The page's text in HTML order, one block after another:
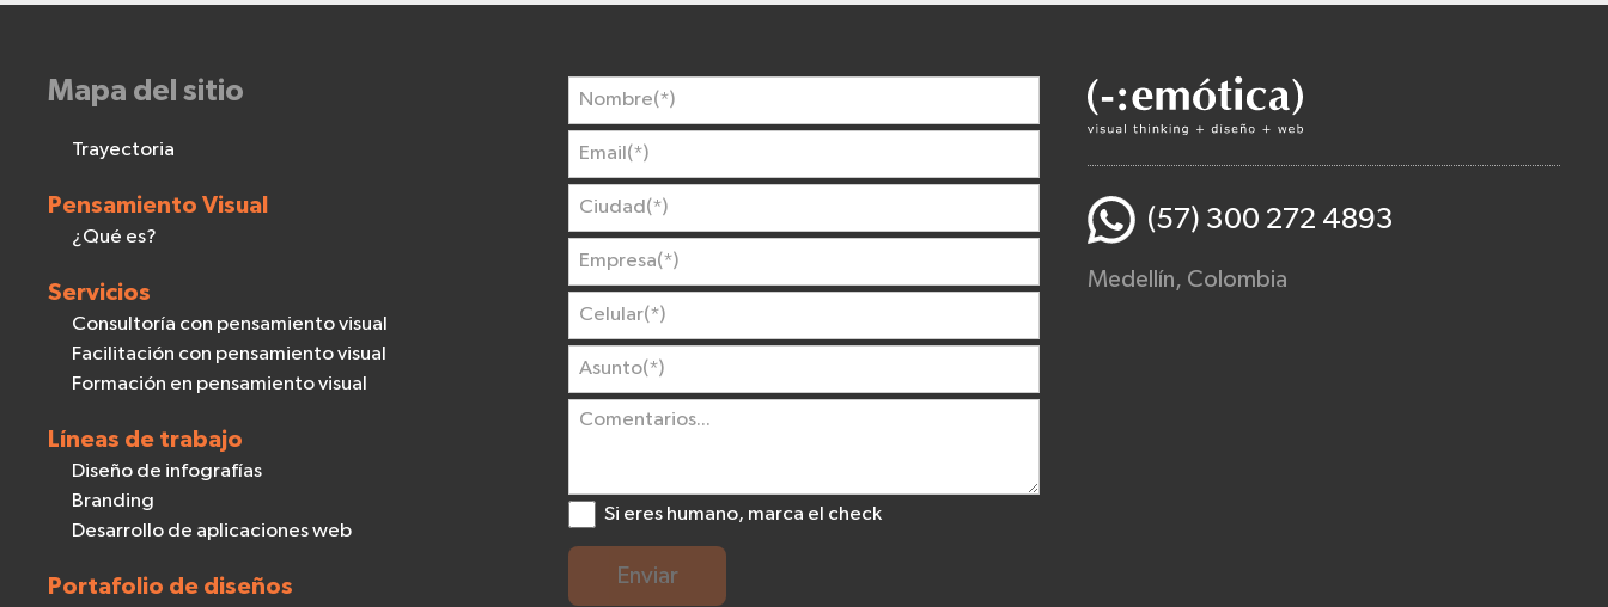
Mapa del sitio
Trayectoria
Pensamiento Visual
¿Qué es?
Servicios
Consultoría con pensamiento visual
Facilitación con pensamiento visual
Formación en pensamiento visual
Líneas de trabajo
Diseño de infografías
Branding
Desarrollo de aplicaciones web
Portafolio de diseños
Si eres humano, marca el check
Enviar
(57) 300 272 4893
Medellín, Colombia